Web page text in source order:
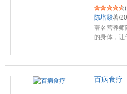
(
陈培毅著/
著名营养师
的身体，
百病食疗